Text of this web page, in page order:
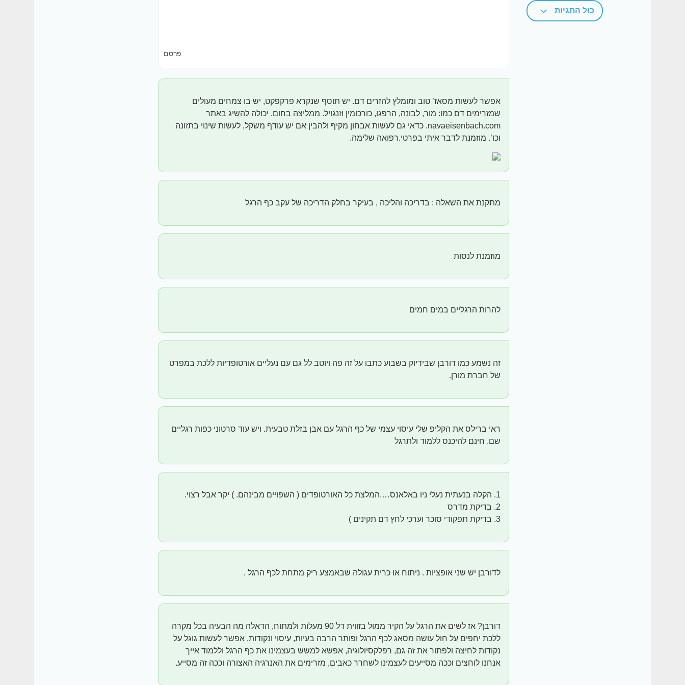
כול התגיות
פרסם
אפשר לעשות מסאז’ טוב ומומלץ להזרים דם. יש תוסף שנקרא פרקפקט, יש בו צמחים מעולים
שמזרימים דם כמו: מור, לבונה, הרפגו, כורכומין וזנגויל. ממליצה בחום. יכולה להשיג באתר
navaeisenbach.com. כדאי גם לעשות אבחון מקיף ולהבין אם יש עודף משקל, לעשות שינוי בתזונה
וכו’. מוזמנת לדבר איתי בפרטי.רפואה שלימה.
מתקנת את השאלה : בדריכה והליכה , בעיקר בחלק הדריכה של עקב כף הרגל
מוזמנת לנסות
להרות הרגליים במים חמים
זה נשמע כמו דורבן שבידיוק בשבוע כתבו על זה פה ויוטב לל גם עם נעליים אורטופדיות ללכת במפרט
של חברת מורן.
ראי ברילס את הקליפ שלי עיסוי עצמי של כף הרגל עם אבן בזלת טבעית. ויש עוד סרטוני כפות רגליים
שם. חינם להיכנס ללמוד ולתרגל
1. הקלה בנעתית נעלי ניו באלאנס….המלצת כל האורטופדים ( השפויים מבינהם. ) יקר אבל רצוי.
2. בדיקת מדרס
3. בדיקת תפקודי סוכר וערכי לחץ דם תקינים )
לדורבן יש שני אופציות . ניתוח או כרית עגולה שבאמצע ריק מתחת לכף הרגל .
דורבן? אז לשים את הרגל על הקיר ממול בזווית דל 90 מעלות ולמתוח, הדאלה מה הבעיה בכל מקרה
ללכת יחפים על חול עושה מסאג לכף הרגל ופותר הרבה בעיות, עיסוי ונקודות, אפשר לעשות גוגל על
נקודות לחיצה ולפתור את זה גם, רפלקסיולוגיה, אפשא למשש בעצמינו את כף הרגל וללמוד אייך
אנחנו לוחצים וככה מסייעים לעצמינו לשחרר כאבים, מזרימים את האנרגיה האצורה וככה זה מסייע.